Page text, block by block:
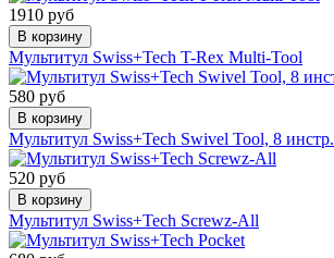
1910 руб
В корзину
Мультитул Swiss+Tech T-Rex Multi-Tool
580 руб
В корзину
Мультитул Swiss+Tech Swivel Tool, 8 инстр.
520 руб
В корзину
Мультитул Swiss+Tech Screwz-All